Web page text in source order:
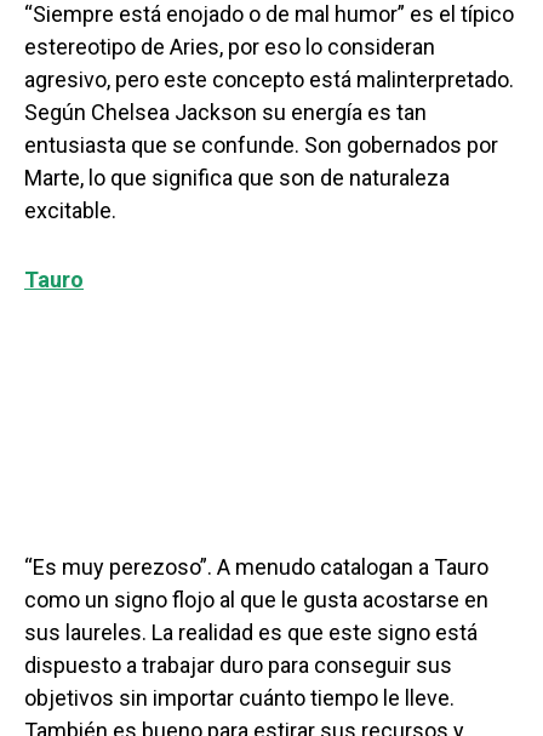
“Siempre está enojado o de mal humor” es el típico
estereotipo de Aries, por eso lo consideran
agresivo, pero este concepto está malinterpretado.
Según Chelsea Jackson su energía es tan
entusiasta que se confunde. Son gobernados por
Marte, lo que significa que son de naturaleza
excitable.
Tauro
“Es muy perezoso”. A menudo catalogan a Tauro
como un signo flojo al que le gusta acostarse en
sus laureles. La realidad es que este signo está
dispuesto a trabajar duro para conseguir sus
objetivos sin importar cuánto tiempo le lleve.